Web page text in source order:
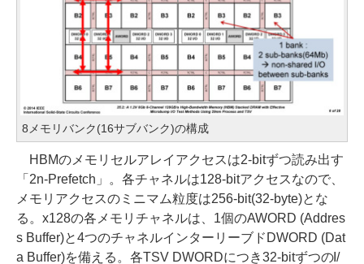
8メモリバンク(16サブバンク)の構成
HBMのメモリセルアレイアクセスは2-bitずつ読み出す
「2n-Prefetch」。各チャネルは128-bitアクセスなので、
メモリアクセスのミニマム粒度は256-bit(32-byte)とな
る。x128の各メモリチャネルは、1個のAWORD (Addres
s Buffer)と4つのチャネルインターリーブドDWORD (Dat
a Buffer)を備える。各TSV DWORDにつき32-bitずつのI/